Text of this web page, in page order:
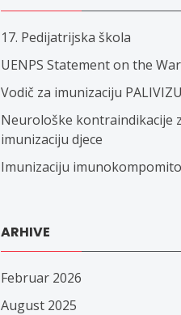
17. Pedijatrijska škola
UENPS Statement on the
Vodič za imunizaciju
Neurološke kontraindikacije
imunizaciju djece
Imunizaciju
ARHIVE
Februar 2026
August 2025